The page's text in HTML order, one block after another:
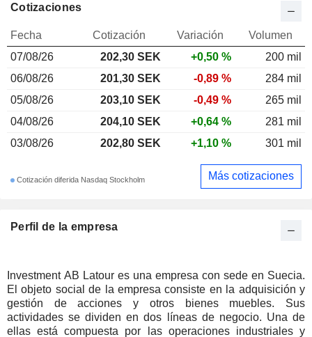
Perfil de la empresa
Investment AB Latour es una empresa con sede en Suecia.
El objeto social de la empresa consiste en la adquisición y
gestión de acciones y otros bienes muebles. Sus
actividades se dividen en dos líneas de negocio. Una de
ellas está compuesta por las operaciones industriales y
Cotizaciones
Fecha Cotización Variación
Volumen
07/08/26
202,30 SEK +0,50 %
200 mil
06/08/26
201,30 SEK -0,89 %
284 mil
05/08/26
203,10 SEK -0,49 %
265 mil
04/08/26
204,10 SEK +0,64 %
281 mil
03/08/26
202,80 SEK +1,10 % 301 mil
Cotización diferida Nasdaq Stockholm Más cotizaciones